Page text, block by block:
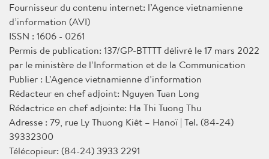
Fournisseur du contenu internet: l’Agence vietnamienne
d’information (AVI)
ISSN : 1606 - 0261
Permis de publication: 137/GP-BTTTT délivré le 17 mars 2022
par le ministère de l’Information et de la Communication
Publier : L’Agence vietnamienne d’information
Rédacteur en chef adjoint: Nguyen Tuan Long
Rédactrice en chef adjointe: Ha Thi Tuong Thu
Adresse : 79, rue Ly Thuong Kiêt – Hanoï | Tel. (84-24)
39332300
Télécopieur: (84-24) 3933 2291